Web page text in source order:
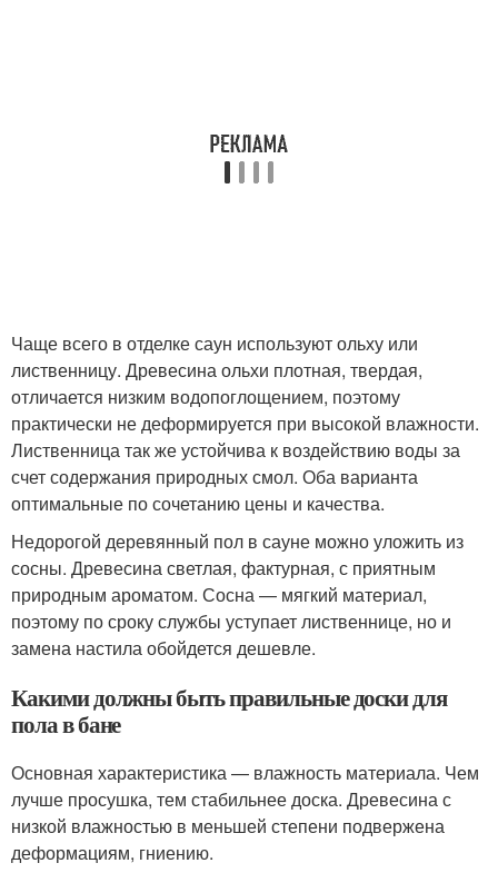
Чаще всего в отделке саун используют ольху или
лиственницу. Древесина ольхи плотная, твердая,
отличается низким водопоглощением, поэтому
практически не деформируется при высокой влажности.
Лиственница так же устойчива к воздействию воды за
счет содержания природных смол. Оба варианта
оптимальные по сочетанию цены и качества.
Недорогой деревянный пол в сауне можно уложить из
сосны. Древесина светлая, фактурная, с приятным
природным ароматом. Сосна — мягкий материал,
поэтому по сроку службы уступает лиственнице, но и
замена настила обойдется дешевле.
Какими должны быть правильные доски для
пола в бане
Основная характеристика — влажность материала. Чем
лучше просушка, тем стабильнее доска. Древесина с
низкой влажностью в меньшей степени подвержена
деформациям, гниению.